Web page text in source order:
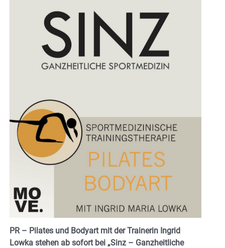
PR – Pilates und Bodyart mit der Trainerin Ingrid
Lowka stehen ab sofort bei „Sinz – Ganzheitliche